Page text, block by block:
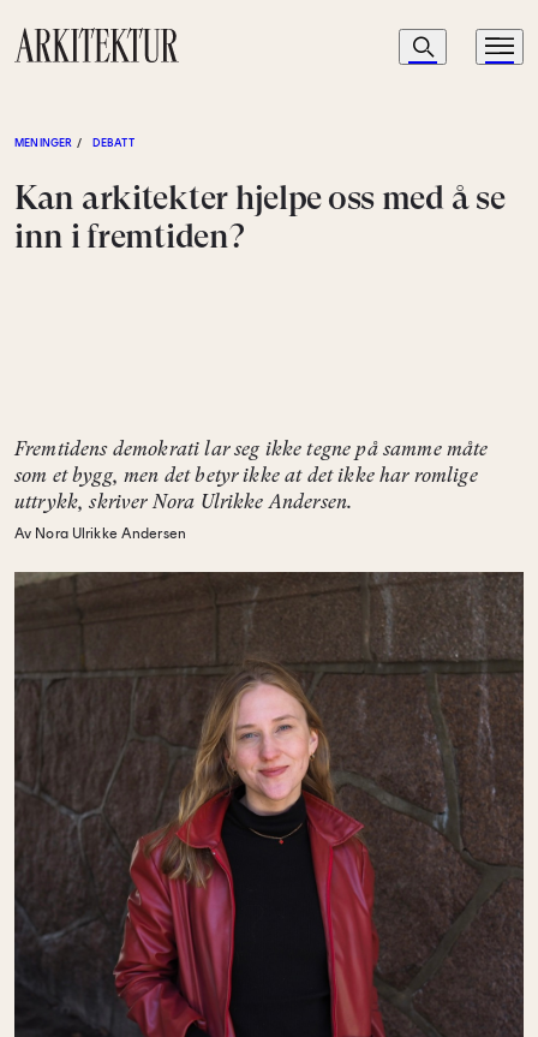
Navigasjon
Søk Meny
MENINGER / DEBATT
Kan arkitekter hjelpe oss med å se
inn i fremtiden?
Fremtidens demokrati lar seg ikke tegne på samme måte
som et bygg, men det betyr ikke at det ikke har romlige
uttrykk, skriver Nora Ulrikke Andersen.
Av Nora Ulrikke Andersen